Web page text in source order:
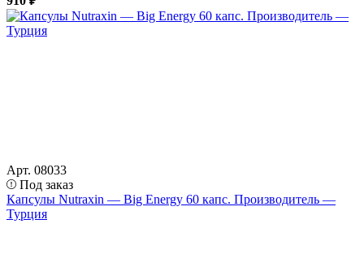
Арт. 08033
Под заказ
Капсулы Nutraxin — Big Energy 60 капс. Производитель —
Турция